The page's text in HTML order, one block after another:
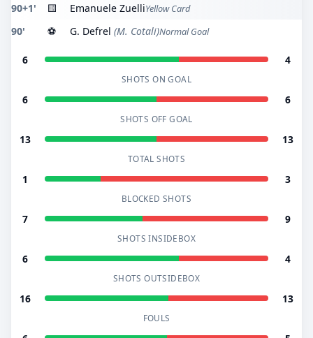
90+1' 🟨 Emanuele ZuelliYellow Card
90' ⚽ G. Defrel (M. Cotali)Normal Goal
6 4
SHOTS ON GOAL
6 6
SHOTS OFF GOAL
13 13
TOTAL SHOTS
1 3
BLOCKED SHOTS
7 9
SHOTS INSIDEBOX
6 4
SHOTS OUTSIDEBOX
16 13
FOULS